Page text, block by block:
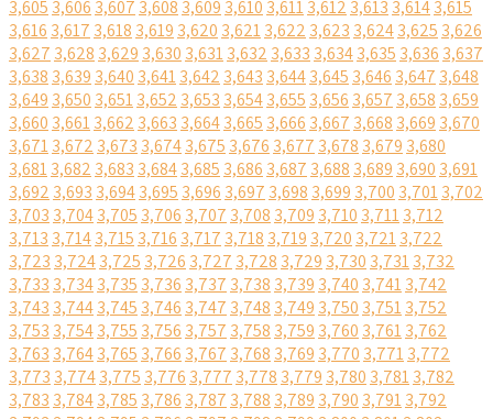
3,605 3,606 3,607 3,608 3,609 3,610 3,6113,612 3,613 3,6143,615
3,616 3,617 3,618 3,619 3,620 3,6213,622 3,623 3,6243,625 3,626
3,627 3,628 3,629 3,630 3,6313,632 3,633 3,6343,635 3,636 3,637
3,638 3,639 3,640 3,6413,642 3,643 3,6443,645 3,646 3,647 3,648
3,649 3,650 3,6513,652 3,653 3,6543,655 3,656 3,657 3,658 3,659
3,660 3,6613,662 3,663 3,6643,665 3,666 3,667 3,668 3,669 3,670
3,6713,672 3,673 3,6743,675 3,676 3,677 3,678 3,679 3,680
3,6813,682 3,683 3,6843,685 3,686 3,687 3,688 3,689 3,690 3,691
3,692 3,693 3,6943,695 3,696 3,697 3,698 3,699 3,700 3,7013,702
3,703 3,7043,705 3,706 3,707 3,708 3,709 3,710 3,7113,712
3,713 3,7143,715 3,716 3,717 3,718 3,719 3,720 3,7213,722
3,723 3,7243,725 3,726 3,727 3,728 3,729 3,730 3,7313,732
3,733 3,7343,735 3,736 3,737 3,738 3,739 3,740 3,7413,742
3,743 3,7443,745 3,746 3,747 3,748 3,749 3,750 3,7513,752
3,753 3,7543,755 3,756 3,757 3,758 3,759 3,760 3,7613,762
3,763 3,7643,765 3,766 3,767 3,768 3,769 3,770 3,7713,772
3,773 3,7743,775 3,776 3,777 3,778 3,779 3,780 3,7813,782
3,783 3,7843,785 3,786 3,787 3,788 3,789 3,790 3,7913,792